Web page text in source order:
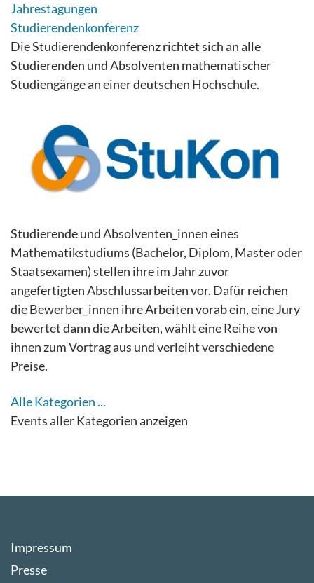
Jahrestagungen
Studierendenkonferenz
Die Studierendenkonferenz richtet sich an alle
Studierenden und Absolventen mathematischer
Studiengänge an einer deutschen Hochschule.
Studierende und Absolventen_innen eines
Mathematikstudiums (Bachelor, Diplom, Master oder
Staatsexamen) stellen ihre im Jahr zuvor
angefertigten Abschlussarbeiten vor. Dafür reichen
die Bewerber_innen ihre Arbeiten vorab ein, eine Jury
bewertet dann die Arbeiten, wählt eine Reihe von
ihnen zum Vortrag aus und verleiht verschiedene
Preise.
Alle Kategorien ...
Events aller Kategorien anzeigen
Impressum
Presse